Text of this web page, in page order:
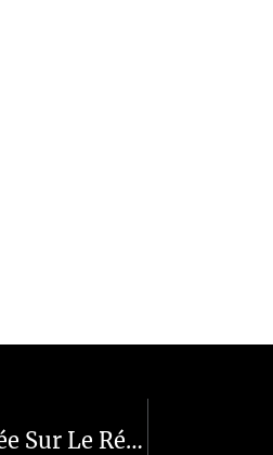
La PNL : Une Démarche Systémique Orientée Sur Le Résultat